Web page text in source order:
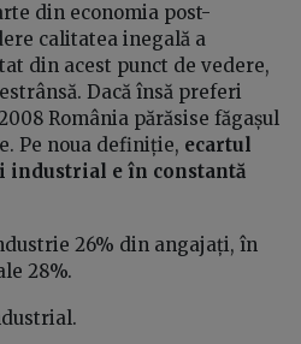
din economia post-
calitatea inegală a
din acest punct de vedere,
Dacă însă preferi
România părăsise făgașul
Pe noua definiție, ecartul
e în constantă
26% din angajați, în
28%.